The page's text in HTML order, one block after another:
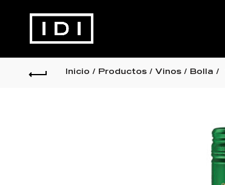
Inicio Productos Vinos Bolla